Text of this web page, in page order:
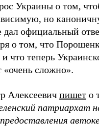
Украины о том,
но
дал официальный
о том, что
что теперь
«очень сложно».
Алексеевич пишет о
патриархат